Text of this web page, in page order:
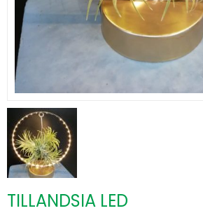
TILLANDSIA LED